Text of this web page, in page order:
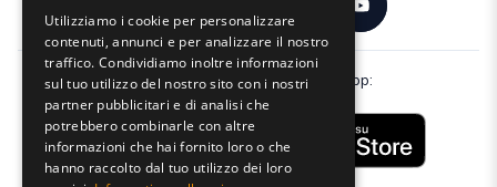
Scarica gratuitamente la nostra app:
Utilizziamo i cookie per personalizzare
contenuti, annunci e per analizzare il nostro
traffico. Condividiamo inoltre informazioni
sul tuo utilizzo del nostro sito con i nostri
partner pubblicitari e di analisi che
potrebbero combinarle con altre
informazioni che hai fornito loro o che
hanno raccolto dal tuo utilizzo dei loro